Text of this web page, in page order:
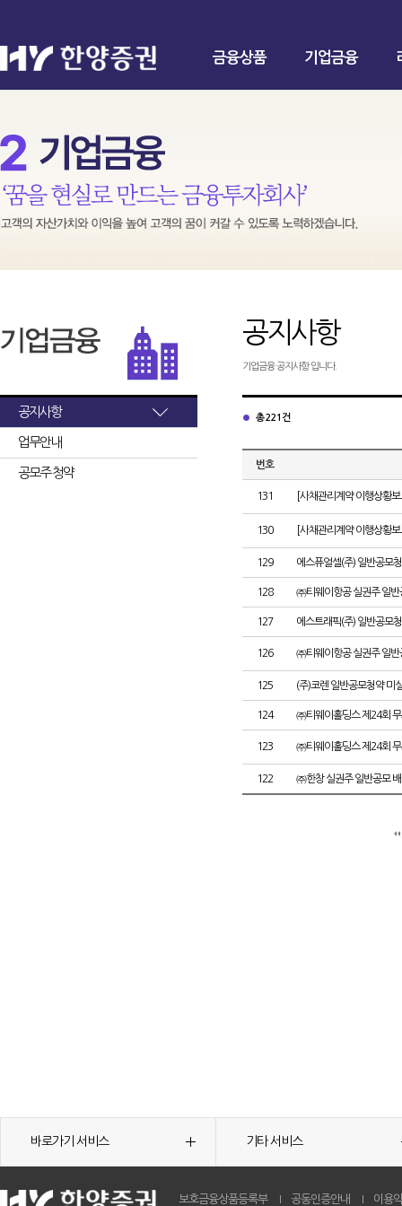
금융상품 기업금융
공지사항
업무안내
공모주 청약
공지사항
기업금융 공지사항 입니다.
총 221건
번호
131 [사채관리계약 이행상황
130 [사채관리계약 이행상황
129 에스퓨얼셀(주) 일반공모
128 ㈜티웨이항공 실권주 일반
127 에스트래픽(주) 일반공모
126 ㈜티웨이항공 실권주 일반
125 (주)코렌 일반공모청약 미
124 ㈜티웨이홀딩스 제24회
123 ㈜티웨이홀딩스 제24회
122 ㈜한창 실권주 일반공모
바로가기 서비스 기타 서비스
보호금융상품등록부 공동인증안내 이용